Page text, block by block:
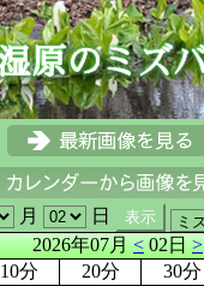
月
日
2026年07月<02日>
10分 20分 30分